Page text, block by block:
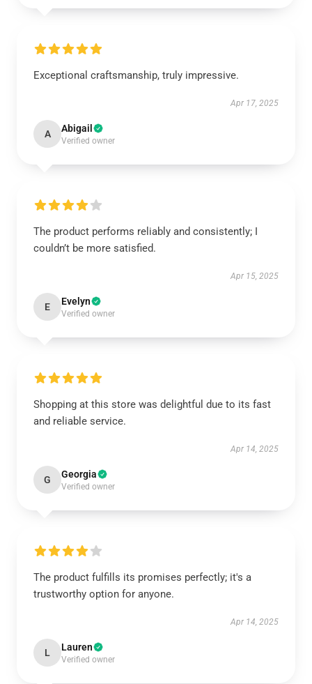
Exceptional craftsmanship, truly impressive.
Apr 17, 2025
A Abigail
Verified owner
The product performs reliably and consistently; I
couldn’t be more satisfied.
Apr 15, 2025
E Evelyn
Verified owner
Shopping at this store was delightful due to its fast
and reliable service.
Apr 14, 2025
G Georgia
Verified owner
The product fulfills its promises perfectly; it's a
trustworthy option for anyone.
Apr 14, 2025
L Lauren
Verified owner